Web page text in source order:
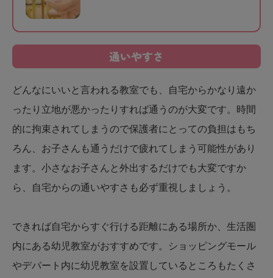
通いやすさ
どんなにいいと言われる教室でも、自宅からかなり遠か
ったり立地が悪かったりすれば通うのが大変です。時間
的に拘束されてしまうので保護者にとっての負担はもち
ろん、お子さんも通うだけで疲れてしまう可能性があり
ます。小さなお子さんと外出するだけでも大変ですか
ら、自宅からの通いやすさも必ず重視しましょう。
できれば自宅からすぐ行ける距離にある場所か、生活圏
内にある幼児教室がおすすめです。ショッピングモール
やデパート内に幼児教室を設置しているところもたくさ